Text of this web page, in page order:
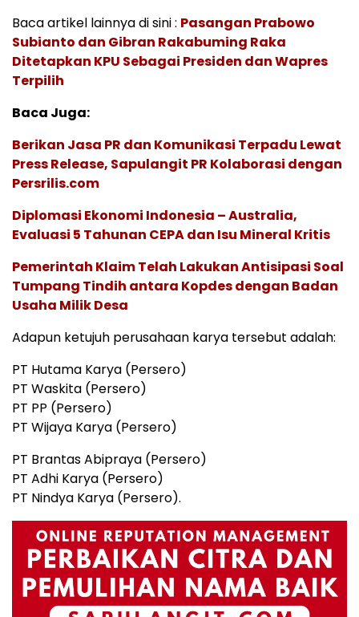
Baca artikel lainnya di sini : Pasangan Prabowo
Subianto dan Gibran Rakabuming Raka
Ditetapkan KPU Sebagai Presiden dan Wapres
Terpilih
Baca Juga:
Berikan Jasa PR dan Komunikasi Terpadu Lewat
Press Release, Sapulangit PR Kolaborasi dengan
Persrilis.com
Diplomasi Ekonomi Indonesia – Australia,
Evaluasi 5 Tahunan CEPA dan Isu Mineral Kritis
Pemerintah Klaim Telah Lakukan Antisipasi Soal
Tumpang Tindih antara Kopdes dengan Badan
Usaha Milik Desa
Adapun ketujuh perusahaan karya tersebut adalah:
PT Hutama Karya (Persero)
PT Waskita (Persero)
PT PP (Persero)
PT Wijaya Karya (Persero)
PT Brantas Abipraya (Persero)
PT Adhi Karya (Persero)
PT Nindya Karya (Persero).